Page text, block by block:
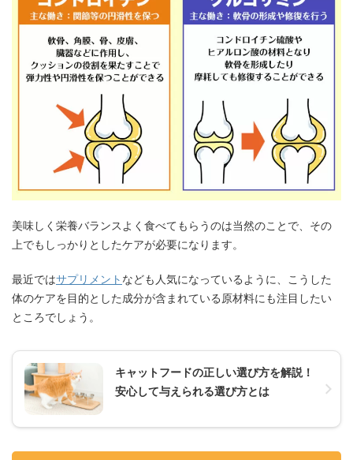
美味しく栄養バランスよく食べてもらうのは当然のことで、その
上でもしっかりとしたケアが必要になります。
最近ではサプリメント なども人気になっているように、こうした
体のケアを目的とした成分が含まれている原材料にも注目したい
ところでしょう。
キャットフードの正しい選び方を解説！
安心して与えられる選び方とは